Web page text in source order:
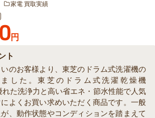
家電 買取実績
円
ト
のお客様より、東芝のドラム式洗濯機の
した。東芝のドラム式洗濯乾燥機
れた洗浄力と高い省エネ・節水性能で人気
よくお買い求めいただく商品です。一般
、動作状態やコンディションを踏まえて